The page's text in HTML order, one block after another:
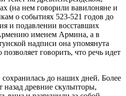
(на нем говорили вавилоняне и
о событиях 523-521 годов до
и подавлении восставших
именем Армина, а в
надписи она упомянута
говорить, что речь идет
до наших дней. Более
назад древние скульпторы,